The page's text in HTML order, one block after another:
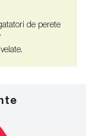
de perete